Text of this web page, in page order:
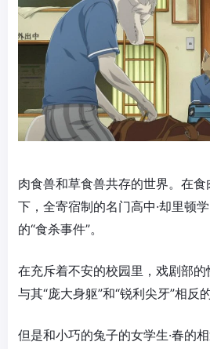
肉食兽和草食兽共存的世界。在
下，全寄宿制的名门高中·却里顿
的“食杀事件”。
在充斥着不安的校园里，戏剧部的
与其“庞大身躯”和“锐利尖牙”相反
但是和小巧的兔子的女学生·春的